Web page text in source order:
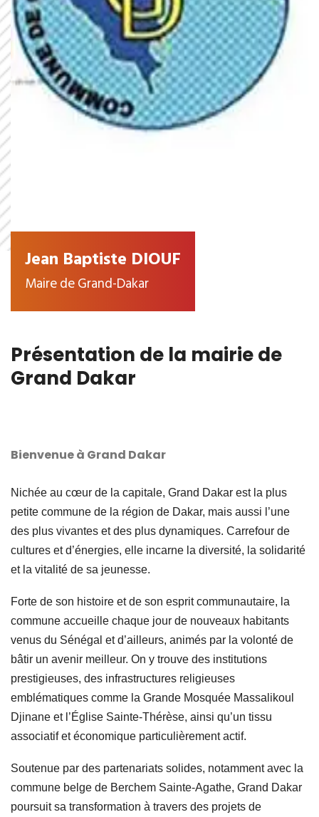
Jean Baptiste DIOUF
Maire de Grand-Dakar
Présentation de la mairie de
Grand Dakar
Bienvenue à Grand Dakar
Nichée au cœur de la capitale, Grand Dakar est la plus
petite commune de la région de Dakar, mais aussi l’une
des plus vivantes et des plus dynamiques. Carrefour de
cultures et d’énergies, elle incarne la diversité, la solidarité
et la vitalité de sa jeunesse.
Forte de son histoire et de son esprit communautaire, la
commune accueille chaque jour de nouveaux habitants
venus du Sénégal et d’ailleurs, animés par la volonté de
bâtir un avenir meilleur. On y trouve des institutions
prestigieuses, des infrastructures religieuses
emblématiques comme la Grande Mosquée Massalikoul
Djinane et l’Église Sainte-Thérèse, ainsi qu’un tissu
associatif et économique particulièrement actif.
Soutenue par des partenariats solides, notamment avec la
commune belge de Berchem Sainte-Agathe, Grand Dakar
poursuit sa transformation à travers des projets de